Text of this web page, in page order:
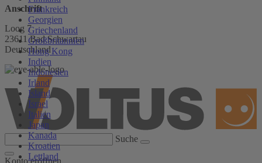
Frankreich
Georgien
Griechenland
Großbritannien
Hong Kong
Indien
Indonesien
Irland
Island
Israel
Italien
Japan
Kanada
Kroatien
Lettland
Anschrift
Loog 7
23611 Bad Schwartau
Deutschland
Suche